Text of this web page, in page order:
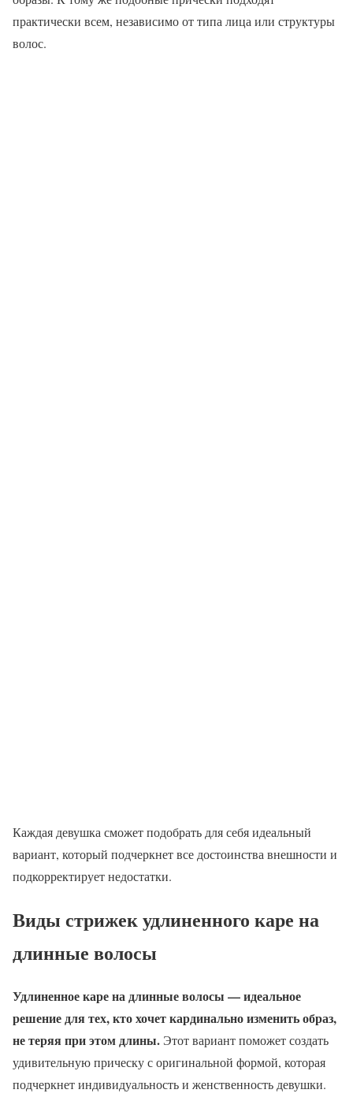
практически всем, независимо от типа лица или структуры
волос.
Каждая девушка сможет подобрать для себя идеальный
вариант, который подчеркнет все достоинства внешности и
подкорректирует недостатки.
Виды стрижек удлиненного каре на
длинные волосы
Удлиненное каре на длинные волосы — идеальное
решение для тех, кто хочет кардинально изменить образ,
не теряя при этом длины. Этот вариант поможет создать
удивительную прическу с оригинальной формой, которая
подчеркнет индивидуальность и женственность девушки.